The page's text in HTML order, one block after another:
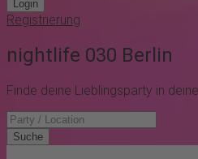
Login
Registrierung
night life 030 Berlin
Finde deine Lieblingsparty in
Suche